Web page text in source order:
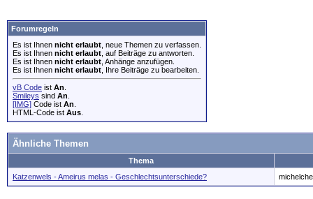
Forumregeln
Es ist Ihnen nicht erlaubt , neue Themen zu verfassen.
Es ist Ihnen nicht erlaubt , auf Beiträge zu antworten.
Es ist Ihnen nicht erlaubt , Anhänge anzufügen.
Es ist Ihnen nicht erlaubt , Ihre Beiträge zu bearbeiten.
vB Code ist An
Smileys sind An
[IMG] Code ist An
HTML-Code ist Aus
Ähnliche Themen
Thema
Katzenwels - Ameirus melas - Geschlechtsunterschiede?